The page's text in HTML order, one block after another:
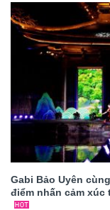
Gabi Bảo Uyên
điểm nhấn cảm xúc